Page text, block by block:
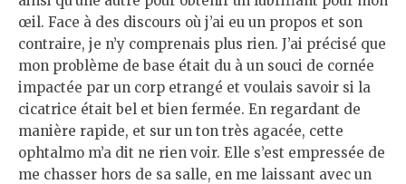
œil. Face à des discours où j’ai eu un propos et son
contraire, je n’y comprenais plus rien. J’ai précisé que
mon problème de base était du à un souci de cornée
impactée par un corp etrangé et voulais savoir si la
cicatrice était bel et bien fermée. En regardant de
manière rapide, et sur un ton très agacée, cette
ophtalmo m’a dit ne rien voir. Elle s’est empressée de
me chasser hors de sa salle, en me laissant avec un